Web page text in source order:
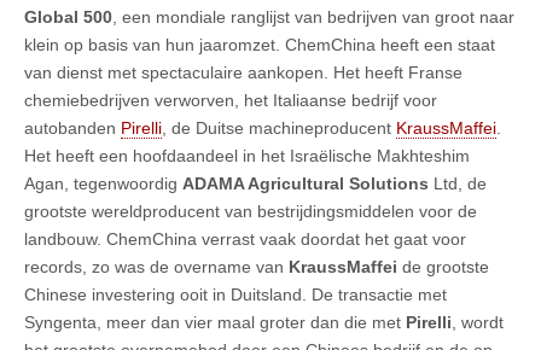
Global 500 , een mondiale ranglijst van bedrijven van groot naar
klein op basis van hun jaaromzet. ChemChina heeft een staat
van dienst met spectaculaire aankopen. Het heeft Franse
chemiebedrijven verworven, het Italiaanse bedrijf voor
autobanden Pirelli , de Duitse machineproducent KraussMaffei
Het heeft een hoofdaandeel in het Israëlische Makhteshim
Agan, tegenwoordig ADAMA Agricultural Solutions Ltd, de
grootste wereldproducent van bestrijdingsmiddelen voor de
landbouw. ChemChina verrast vaak doordat het gaat voor
records, zo was de overname van KraussMaffei de grootste
Chinese investering ooit in Duitsland. De transactie met
Syngenta, meer dan vier maal groter dan die met Pirelli , wordt